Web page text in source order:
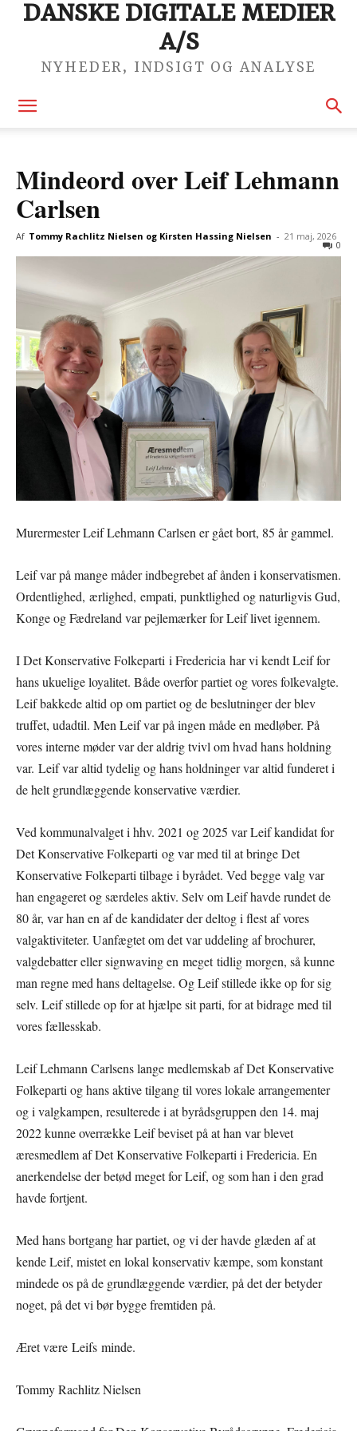
DANSKE DIGITALE MEDIER
A/S
NYHEDER, INDSIGT OG ANALYSE
Mindeord over Leif Lehmann
Carlsen
Af Tommy Rachlitz Nielsen og Kirsten Hassing Nielsen - 21 maj, 2026
0
Murermester Leif Lehmann Carlsen er gået bort, 85 år gammel.
Leif var på mange måder indbegrebet af ånden i konservatismen.
Ordentlighed, ærlighed, empati, punktlighed og naturligvis Gud,
Konge og Fædreland var pejlemærker for Leif livet igennem.
I Det Konservative Folkeparti i Fredericia har vi kendt Leif for
hans ukuelige loyalitet. Både overfor partiet og vores folkevalgte.
Leif bakkede altid op om partiet og de beslutninger der blev
truffet, udadtil. Men Leif var på ingen måde en medløber. På
vores interne møder var der aldrig tvivl om hvad hans holdning
var. Leif var altid tydelig og hans holdninger var altid funderet i
de helt grundlæggende konservative værdier.
Ved kommunalvalget i hhv. 2021 og 2025 var Leif kandidat for
Det Konservative Folkeparti og var med til at bringe Det
Konservative Folkeparti tilbage i byrådet. Ved begge valg var
han engageret og særdeles aktiv. Selv om Leif havde rundet de
80 år, var han en af de kandidater der deltog i flest af vores
valgaktiviteter. Uanfægtet om det var uddeling af brochurer,
valgdebatter eller signwaving en meget tidlig morgen, så kunne
man regne med hans deltagelse. Og Leif stillede ikke op for sig
selv. Leif stillede op for at hjælpe sit parti, for at bidrage med til
vores fællesskab.
Leif Lehmann Carlsens lange medlemskab af Det Konservative
Folkeparti og hans aktive tilgang til vores lokale arrangementer
og i valgkampen, resulterede i at byrådsgruppen den 14. maj
2022 kunne overrække Leif beviset på at han var blevet
æresmedlem af Det Konservative Folkeparti i Fredericia. En
anerkendelse der betød meget for Leif, og som han i den grad
havde fortjent.
Med hans bortgang har partiet, og vi der havde glæden af at
kende Leif, mistet en lokal konservativ kæmpe, som konstant
mindede os på de grundlæggende værdier, på det der betyder
noget, på det vi bør bygge fremtiden på.
Æret være Leifs minde.
Tommy Rachlitz Nielsen